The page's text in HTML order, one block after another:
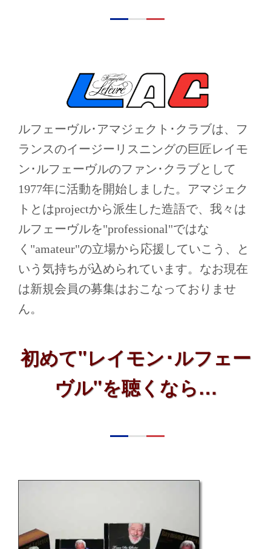
ルフェーヴル･アマジェクト･クラブは、フ
ランスのイージーリスニングの巨匠レイモ
ン･ルフェーヴルのファン･クラブとして
1977年に活動を開始しました。アマジェク
トとはprojectから派生した造語で、我々は
ルフェーヴルを"professional"ではな
く"amateur"の立場から応援していこう、と
いう気持ちが込められています。なお現在
は新規会員の募集はおこなっておりませ
ん。
初めて"レイモン･ルフェー
ヴル"を聴くなら…